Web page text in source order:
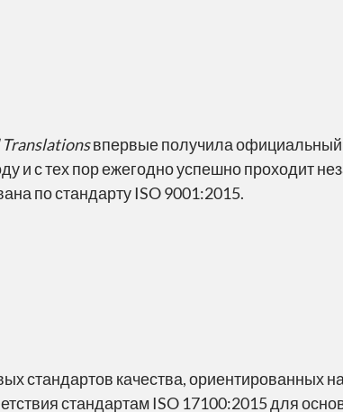
впервые получила официальный
и с тех пор ежегодно успешно проходит
по стандарту ISO 9001:2015.
стандартов качества, ориентированных
стандартам ISO 17100:2015 для